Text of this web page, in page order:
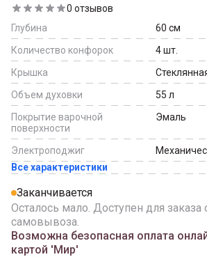
0 отзывов
Глубина 60 см
Количество конфорок
4шт.
Крышка
Объем духовки
55 л
Покрытие варочной
поверхности
Эмаль
Электроподжиг
Все характеристики
Заканчивается
Осталось мало. Доступен для заказа
самовывоза.
Возможна безопасная оплата
картой 'Мир'